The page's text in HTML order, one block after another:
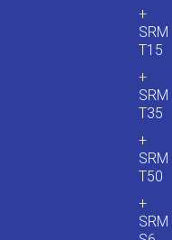
+
SRM
T15
+
SRM
T35
+
SRM
T50
+
SRM